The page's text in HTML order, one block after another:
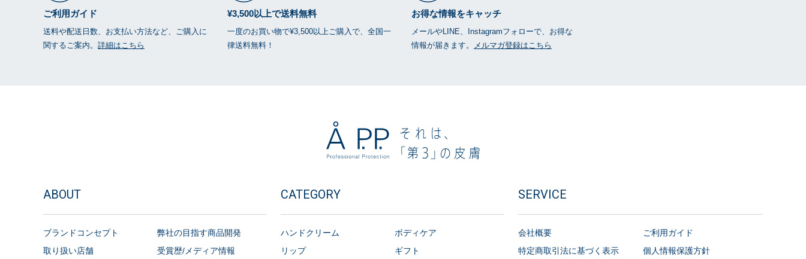
ご利用ガイド
送料や配送日数、お支払い方法など、ご購入に
関するご案内。 詳細はこちら
¥3,500以上で送料無料
一度のお買い物で¥3,500以上ご購入で、全国一
律送料無料！
お得な情報をキャッチ
メールやLINE、Instagramフォローで、お得な
情報が届きます。
メルマガ登録はこちら
ABOUT
ブランドコンセプト
弊社の目指す商品開発
取り扱い店舗
受賞歴/メディア情報
CATEGORY
ハンドクリーム
ボディケア
リップ
ギフト
SERVICE
会社概要
ご利用ガイド
特定商取引法に基づく表示
個人情報保護方針